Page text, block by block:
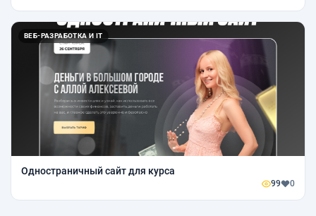
ВЕБ-РАЗРАБОТКА И IT
Одностраничный сайт для курса
99 0